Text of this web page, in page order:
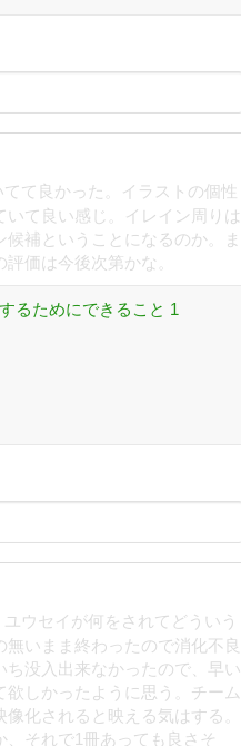
て良かった。イラストの個性
て良い感じ。イレイン周りは
補ということになるのか。ま
価は今後次第かな。
るためにできること 1
ウセイが何をされてどういう
いまま終わったので消化不良
没入出来なかったので、早い
しかったように思う。チーム
化されると映える気はする。
それで1冊あっても良さそ